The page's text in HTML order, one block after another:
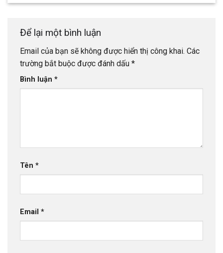
Để lại một bình luận
Email của bạn sẽ không được hiển thị công khai. Các
trường bắt buộc được đánh dấu *
Bình luận *
Tên *
Email *